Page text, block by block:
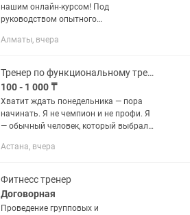
нашим онлайн-курсом! Под
руководством опытного
успешно обучил более 200 студентов,
результатов – от 75...
Алматы, вчера
Тренер по функциональному тренингу
100 - 1 000 ₸
Хватит ждать понедельника — пора
начинать. Я не чемпион и не профи. Я
— обычный человек, который выбрал
без пафоса, но с душой — приходи. 🟢
Астана, вчера
Фитнесс тренер
Договорная
Проведение групповых и